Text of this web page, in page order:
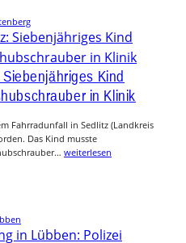
Kind
in Klinik
Fahrradunfall in Sedlitz (Landkreis
Das Kind musste
weiterlesen